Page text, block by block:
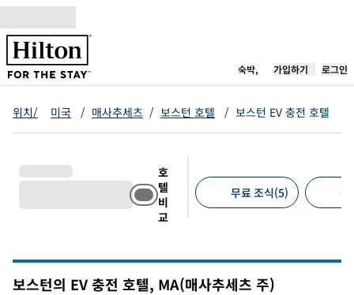
콘텐츠로 이동
숙박, 새 탭 열림
가입하기 로그인
위치/ 미국 / 매사추세츠 / 보스턴 호텔 / 보스턴 EV 충전 호텔
호
텔
비
교
무료 조식(5) 무
보스턴의 EV 충전 호텔, MA(매사추세츠 주)